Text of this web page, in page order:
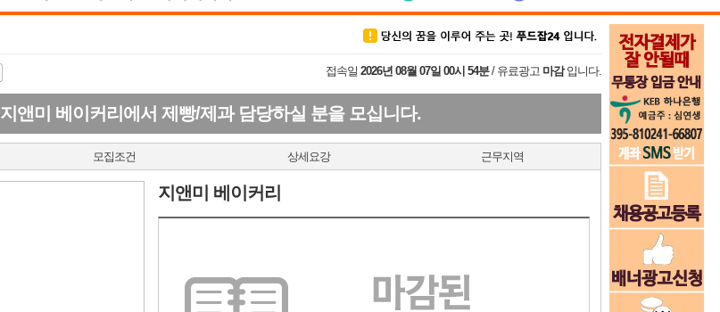
접속일 2026년 08월 07일 00시 54분/ 유료광고 마감입니다.
지앤미 베이커리에서 제빵/제과 담당하실 분을 모십니다.
모집조건 상세요강 근무지역
지앤미 베이커리